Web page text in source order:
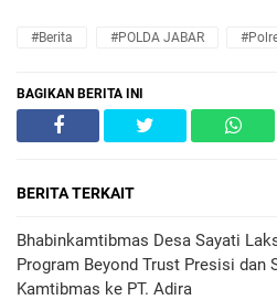
#Berita #POLDA JABAR
BAGIKAN BERITA INI
BERITA TERKAIT
Bhabinkamtibmas Desa Sayati
Program Beyond Trust Presisi dan
Kamtibmas ke PT. Adira